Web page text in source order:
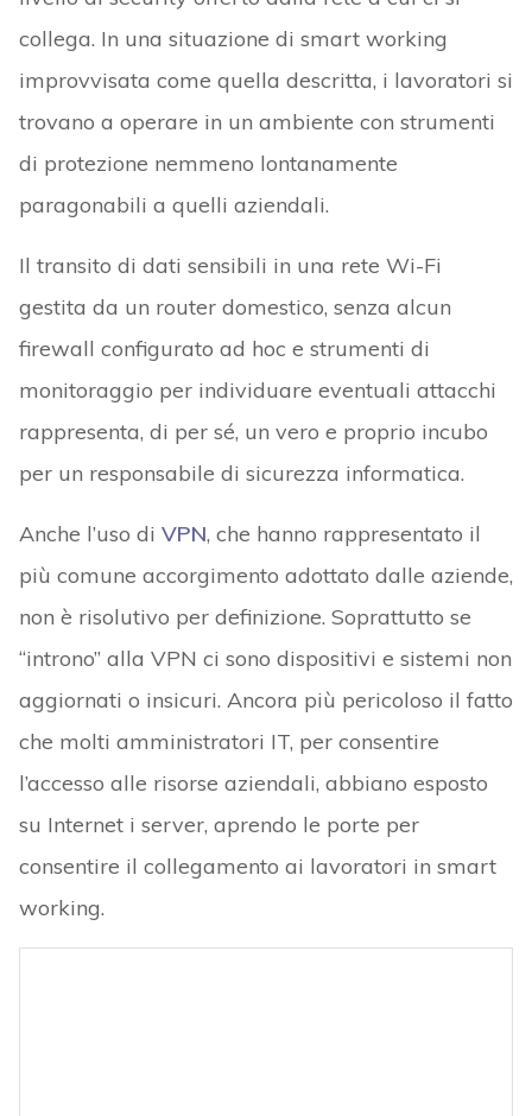
collega. In una situazione di smart working
improvvisata come quella descritta, i lavoratori si
trovano a operare in un ambiente con strumenti
di protezione nemmeno lontanamente
paragonabili a quelli aziendali.
Il transito di dati sensibili in una rete Wi-Fi
gestita da un router domestico, senza alcun
firewall configurato ad hoc e strumenti di
monitoraggio per individuare eventuali attacchi
rappresenta, di per sé, un vero e proprio incubo
per un responsabile di sicurezza informatica.
Anche l’uso di VPN, che hanno rappresentato il
più comune accorgimento adottato dalle aziende,
non è risolutivo per definizione. Soprattutto se
“introno” alla VPN ci sono dispositivi e sistemi non
aggiornati o insicuri. Ancora più pericoloso il fatto
che molti amministratori IT, per consentire
l’accesso alle risorse aziendali, abbiano esposto
su Internet i server, aprendo le porte per
consentire il collegamento ai lavoratori in smart
working.